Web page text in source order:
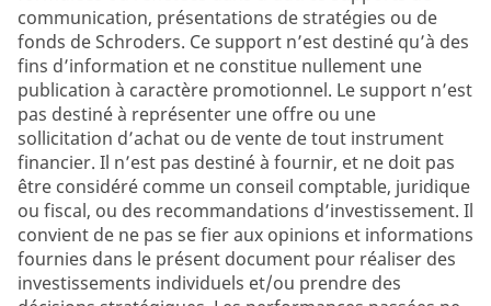
communication, présentations de stratégies ou de
fonds de Schroders. Ce support n’est destiné qu’à des
fins d’information et ne constitue nullement une
publication à caractère promotionnel. Le support n’est
pas destiné à représenter une offre ou une
sollicitation d’achat ou de vente de tout instrument
financier. Il n’est pas destiné à fournir, et ne doit pas
être considéré comme un conseil comptable, juridique
ou fiscal, ou des recommandations d’investissement. Il
convient de ne pas se fier aux opinions et informations
fournies dans le présent document pour réaliser des
investissements individuels et/ou prendre des